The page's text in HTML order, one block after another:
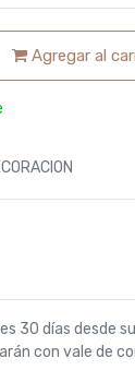
Agregar al
30 días desde
con vale de